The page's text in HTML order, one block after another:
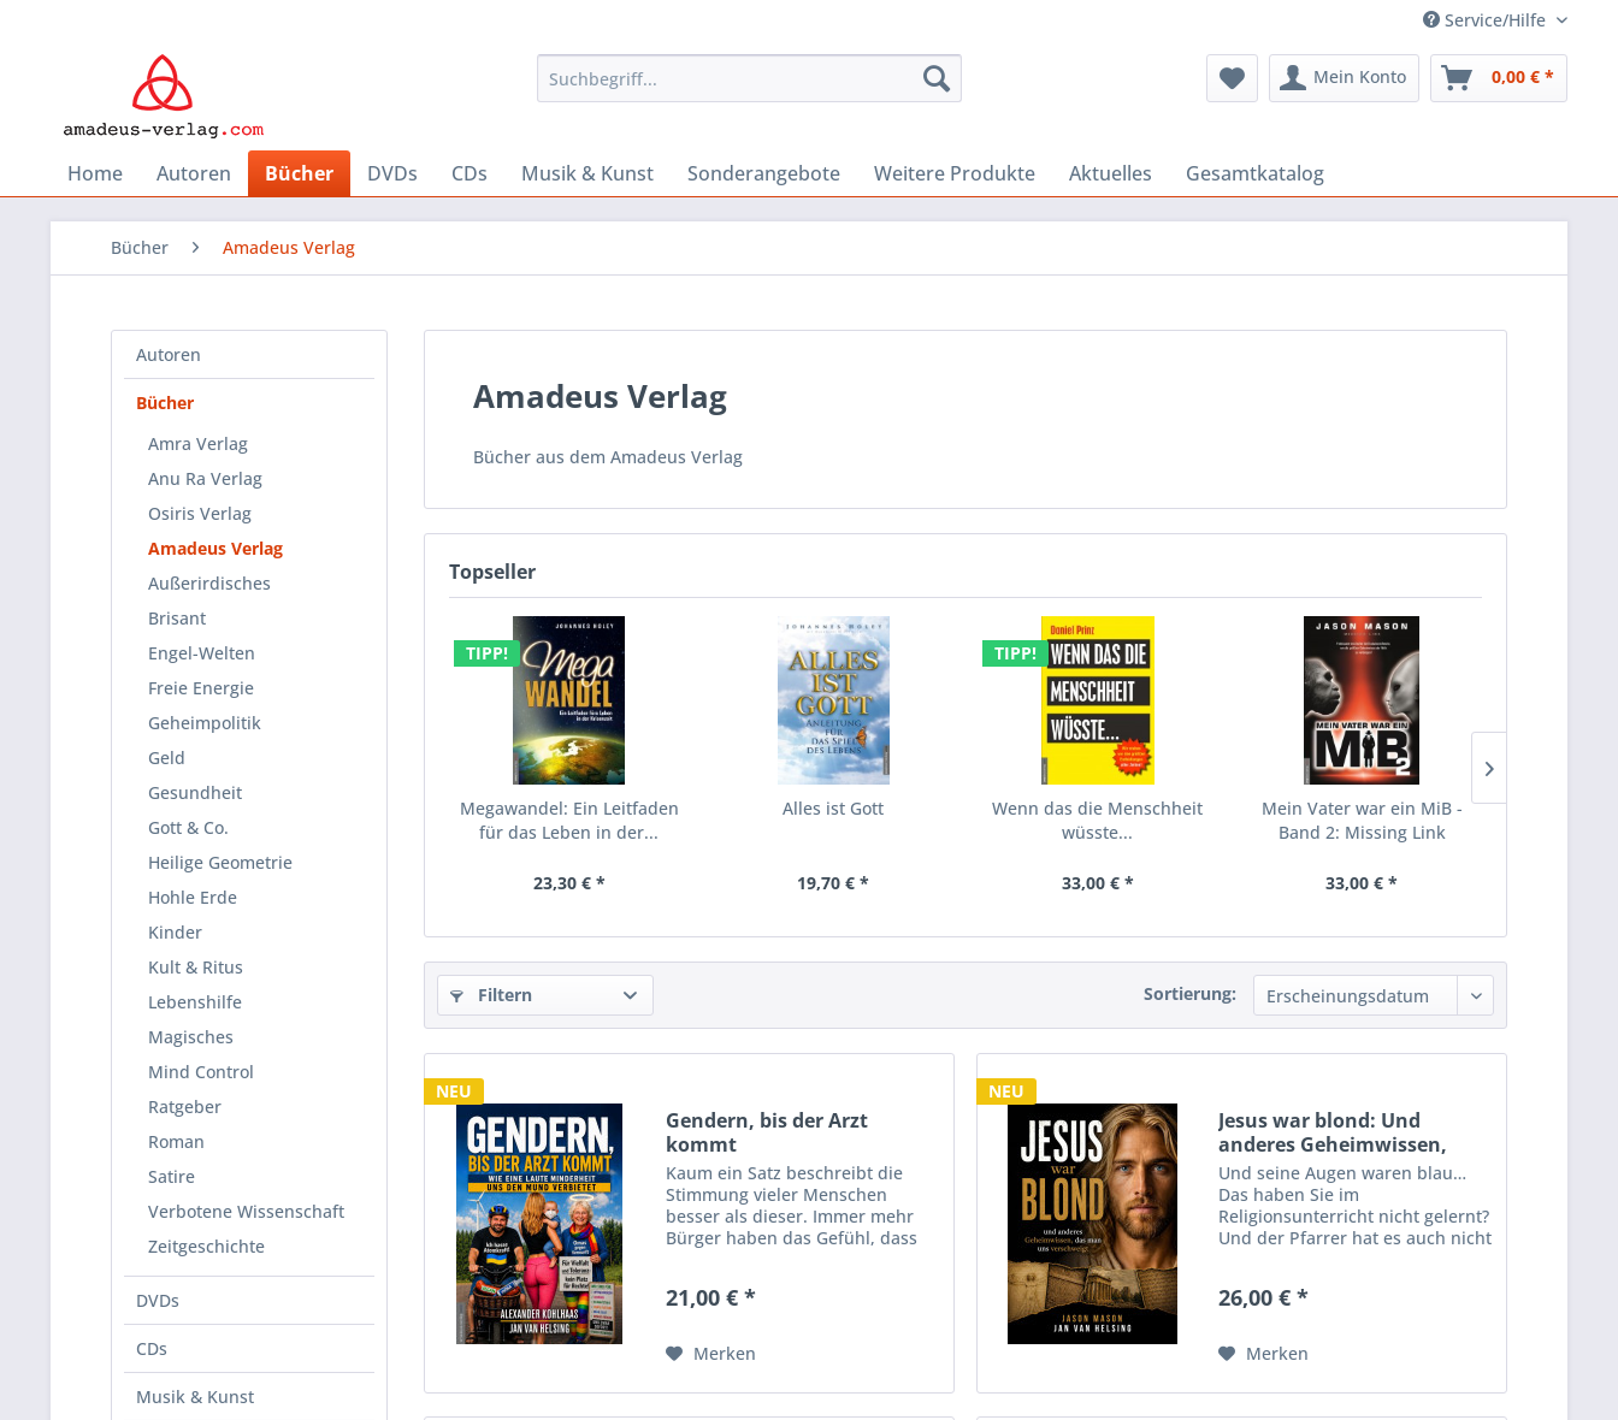
Service/Hilfe
Mein Konto 0,00 € *
Home Autoren Bücher DVDs CDs Musik & Kunst Sonderangebote Weitere Produkte Aktuelles Gesamtkatalog
Bücher Amadeus Verlag
Autoren
Bücher
Amra Verlag
Anu Ra Verlag
Osiris Verlag
Amadeus Verlag
Außerirdisches
Brisant
Engel-Welten
Freie Energie
Geheimpolitik
Geld
Gesundheit
Gott & Co.
Heilige Geometrie
Hohle Erde
Kinder
Kult & Ritus
Lebenshilfe
Magisches
Mind Control
Ratgeber
Roman
Satire
Verbotene Wissenschaft
Zeitgeschichte
DVDs
CDs
Musik & Kunst
Amadeus Verlag
Bücher aus dem Amadeus Verlag
Topseller
TIPP!
Megawandel: Ein Leitfaden
für das Leben in der...
23,30 € *
Alles ist Gott
19,70 € *
TIPP!
Wenn das die Menschheit
wüsste...
33,00 € *
Mein Vater war ein MiB -
Band 2: Missing Link
33,00 € *
Filtern Sortierung:
NEU
Gendern, bis der Arzt
kommt
Kaum ein Satz beschreibt die
Stimmung vieler Menschen
besser als dieser. Immer mehr
Bürger haben das Gefühl, dass
Vorschriften, Empfindlichkeiten
21,00 € *
Merken
NEU
Jesus war blond: Und
anderes Geheimwissen,
das...
Und seine Augen waren blau…
Das haben Sie im
Religionsunterricht nicht gelernt?
Und der Pfarrer hat es auch nicht
Tempelrittern wird so etwas
also...
26,00 € *
Merken